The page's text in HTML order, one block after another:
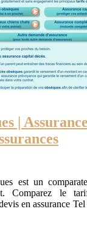
|
est un
Comparez le
en assurance